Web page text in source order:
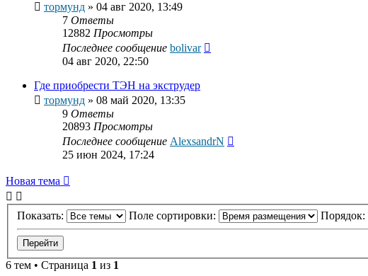
тормунд » 04 авг 2020, 13:49
7 Ответы
12882 Просмотры
Последнее сообщение bolivar
04 авг 2020, 22:50
Где приобрести ТЭН на экструдер
тормунд » 08 май 2020, 13:35
9 Ответы
20893 Просмотры
Последнее сообщение AlexsandrN
25 июн 2024, 17:24
Новая тема
Показать: Поле сортировки: Порядок:
6 тем • Страница 1 из 1